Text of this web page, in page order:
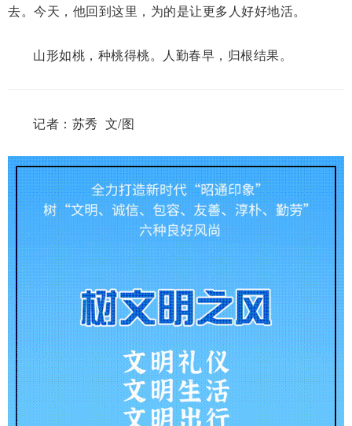
去。今天，他回到这里，为的是让更多人好好地活。
山形如桃，种桃得桃。人勤春早，归根结果。
记者：苏秀 文/图